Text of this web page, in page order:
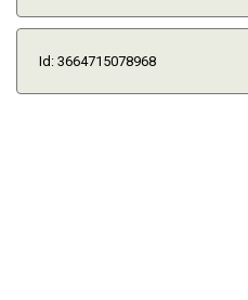
Id: 3664715078968